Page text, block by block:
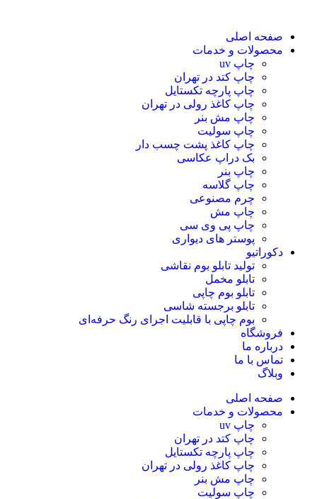
صفحه اصلی
محصولات و خدمات
چاپ uv
چاپ کتد در تهران
چاپ پارچه تکستایل
چاپ کاغذ رولی در تهران
چاپ مش بنر
چاپ سولیت
چاپ کاغذ پشت چسب دار
بک دراپ عکاسی
چاپ بنر
چاپ گلاسه
چرم مصنوعی
چاپ مش
چاپ پی وی سی
پوستر های دیواری
دکوراتیو
تولید تابلو بوم نقاشی
تابلو مخمل
تابلو بوم چاپی
تابلو برجسته شاسی
بوم چاپی با قابلیت اجرای رنگ حرفه‌ای
فروشگاه
درباره ما
تماس با ما
وبلاگ
صفحه اصلی
محصولات و خدمات
چاپ uv
چاپ کتد در تهران
چاپ پارچه تکستایل
چاپ کاغذ رولی در تهران
چاپ مش بنر
چاپ سولیت